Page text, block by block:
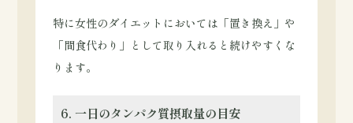
特に女性のダイエットにおいては「置き換え」や
「間食代わり」として取り入れると続けやすくな
ります。
6. 一日のタンパク質摂取量の目安